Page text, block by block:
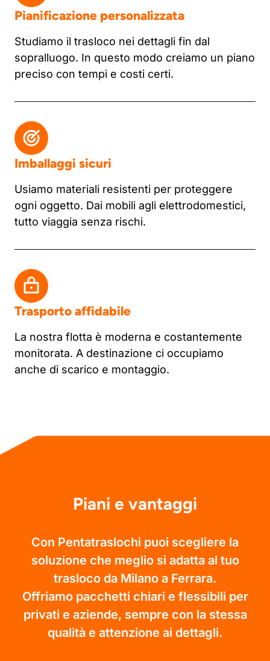
Pianificazione personalizzata
Studiamo il trasloco nei dettagli fin dal
sopralluogo. In questo modo creiamo un piano
preciso con tempi e costi certi.
Imballaggi sicuri
Usiamo materiali resistenti per proteggere
ogni oggetto. Dai mobili agli elettrodomestici,
tutto viaggia senza rischi.
Trasporto affidabile
La nostra flotta è moderna e costantemente
monitorata. A destinazione ci occupiamo
anche di scarico e montaggio.
Piani e vantaggi
Con Pentatraslochi puoi scegliere la
soluzione che meglio si adatta al tuo
trasloco da Milano a Ferrara.
Offriamo pacchetti chiari e flessibili per
privati e aziende, sempre con la stessa
qualità e attenzione ai dettagli.